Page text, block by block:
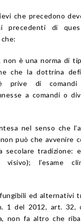
che precedono
precedenti di
non è una norma di
che la dottrina
prive di
a comandi o
nel senso che
può che avvenire
secolare tradizione: e
visivo); l’esame
ed alternativi
1 del 2012, art. 32,
non fa altro che